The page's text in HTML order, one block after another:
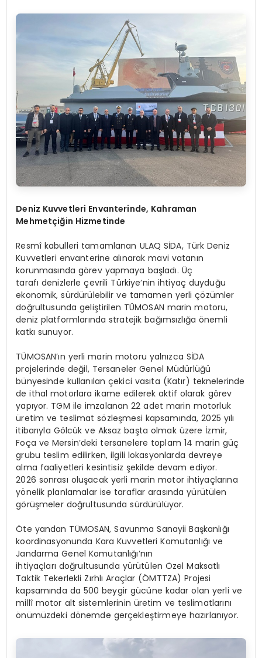
Deniz Kuvvetleri Envanterinde, Kahraman
Mehmetçiğin Hizmetinde
Resmî kabulleri tamamlanan ULAQ SİDA, Türk Deniz
Kuvvetleri envanterine alınarak mavi vatanın
korunmasında görev yapmaya başladı. Üç
tarafı denizlerle çevrili Türkiye’nin ihtiyaç duyduğu
ekonomik, sürdürülebilir ve tamamen yerli çözümler
doğrultusunda geliştirilen TÜMOSAN marin motoru,
deniz platformlarında stratejik bağımsızlığa önemli
katkı sunuyor.
TÜMOSAN’ın yerli marin motoru yalnızca SİDA
projelerinde değil, Tersaneler Genel Müdürlüğü
bünyesinde kullanılan çekici vasıta (Katır) teknelerinde
de ithal motorlara ikame edilerek aktif olarak görev
yapıyor. TGM ile imzalanan 22 adet marin motorluk
üretim ve teslimat sözleşmesi kapsamında, 2025 yılı
itibarıyla Gölcük ve Aksaz başta olmak üzere İzmir,
Foça ve Mersin’deki tersanelere toplam 14 marin güç
grubu teslim edilirken, ilgili lokasyonlarda devreye
alma faaliyetleri kesintisiz şekilde devam ediyor.
2026 sonrası oluşacak yerli marin motor ihtiyaçlarına
yönelik planlamalar ise taraflar arasında yürütülen
görüşmeler doğrultusunda sürdürülüyor.
Öte yandan TÜMOSAN, Savunma Sanayii Başkanlığı
koordinasyonunda Kara Kuvvetleri Komutanlığı ve
Jandarma Genel Komutanlığı’nın
ihtiyaçları doğrultusunda yürütülen Özel Maksatlı
Taktik Tekerlekli Zırhlı Araçlar (ÖMTTZA) Projesi
kapsamında da 500 beygir gücüne kadar olan yerli ve
millî motor alt sistemlerinin üretim ve teslimatlarını
önümüzdeki dönemde gerçekleştirmeye hazırlanıyor.